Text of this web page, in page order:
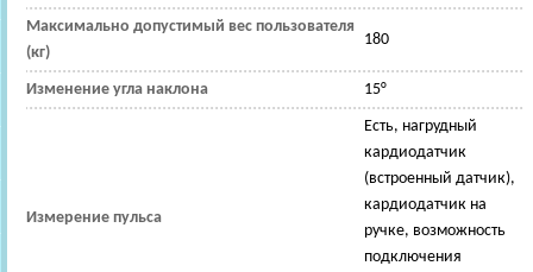
Максимально допустимый вес пользователя
(кг)
180
Изменение угла наклона 15°
Измерение пульса
Есть, нагрудный
кардиодатчик
(встроенный датчик),
кардиодатчик на
ручке, возможность
подключения